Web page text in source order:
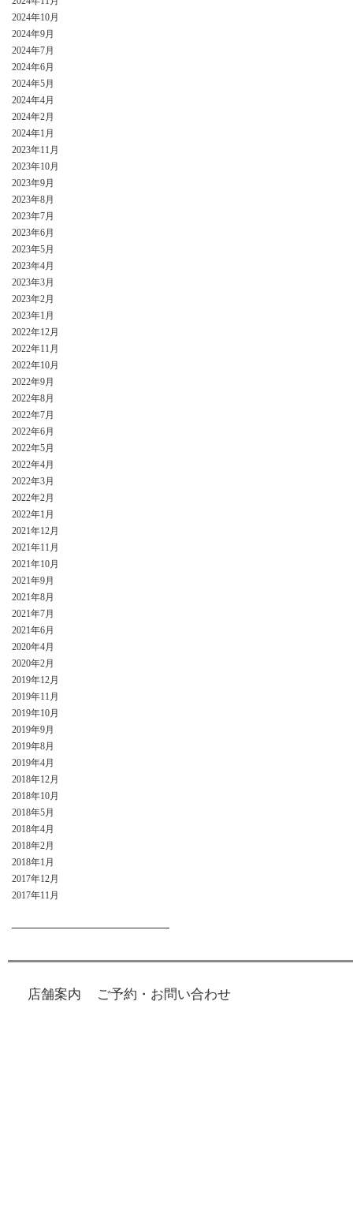
2024年10月
2024年9月
2024年7月
2024年6月
2024年5月
2024年4月
2024年2月
2024年1月
2023年11月
2023年10月
2023年9月
2023年8月
2023年7月
2023年6月
2023年5月
2023年4月
2023年3月
2023年2月
2023年1月
2022年12月
2022年11月
2022年10月
2022年9月
2022年8月
2022年7月
2022年6月
2022年5月
2022年4月
2022年3月
2022年2月
2022年1月
2021年12月
2021年11月
2021年10月
2021年9月
2021年8月
2021年7月
2021年6月
2020年4月
2020年2月
2019年12月
2019年11月
2019年10月
2019年9月
2019年8月
2019年4月
2018年12月
2018年10月
2018年5月
2018年4月
2018年2月
2018年1月
2017年12月
2017年11月
店舗案内 ご予約・お問い合わせ